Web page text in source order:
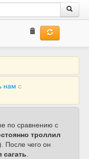
нам с
по сравнению с
троллил
После чего он